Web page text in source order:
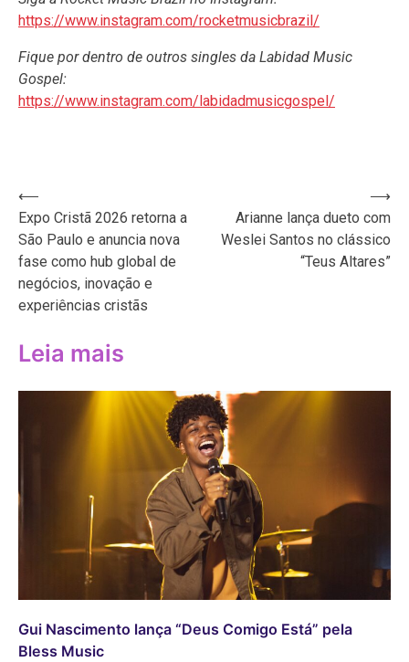
https://www.instagram.com/rocketmusicbrazil/
Fique por dentro de outros singles da Labidad Music
Gospel:
https://www.instagram.com/labidadmusicgospel/
Navegação
de
Post
⟵
Expo Cristã 2026 retorna a
São Paulo e anuncia nova
fase como hub global de
negócios, inovação e
experiências cristãs
Arianne lança dueto com
Weslei Santos no clássico
“Teus Altares”
⟶
Leia mais
Gui Nascimento lança “Deus Comigo Está” pela
Bless Music